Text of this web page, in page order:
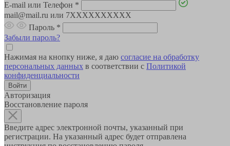
E-mail или Телефон *
mail@mail.ru или 7XXXXXXXXXX
Пароль *
Забыли пароль?
Нажимая на кнопку ниже, я даю согласие на обработку
персональных данных в соответствии с Политикой
конфиденциальности
Авторизация
Восстановление пароля
Введите адрес электронной почты, указанный при
регистрации. На указанный адрес будет отправлена